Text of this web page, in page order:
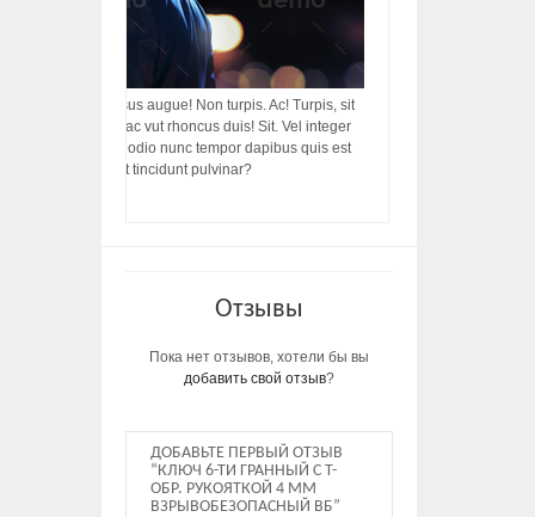
integer! Risus augue! Non turpis. Ac! Turpis, sit
rhoncus porttitor ac vut rhoncus duis! Sit. Vel integer
ut diam porttitor odio nunc tempor dapibus quis est
dictumst, vel amet tincidunt pulvinar?
Отзывы
Пока нет отзывов, хотели бы вы
добавить свой отзыв?
ДОБАВЬТЕ ПЕРВЫЙ ОТЗЫВ
“КЛЮЧ 6-ТИ ГРАННЫЙ С Т-
ОБР. РУКОЯТКОЙ 4 ММ
ВЗРЫВОБЕЗОПАСНЫЙ ВБ”